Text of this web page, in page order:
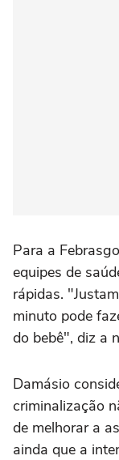
Para a
equipes de
rápidas.
minuto pode
do bebê", diz a
Damásio
criminalização
de melhorar a
ainda que a